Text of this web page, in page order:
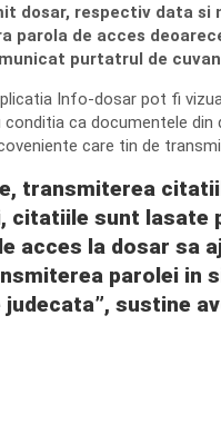
dosar, respectiv data
parola de acces
purtatrul de
Info-dosar pot fi
ca documentele
care tin de
transmiterea
citatiile sunt lasate
acces la dosar sa
parolei in
sustine